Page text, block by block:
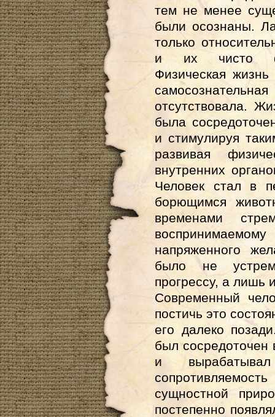
тем не менее
были осознаны.
только
и их чисто
Физическая
отсутствовала.
была
и стимулируя
развивая
внутренних
Человек стал в
борющимся
временами
напряженного
было не
прогрессу, а
Современный
постичь это
его далеко
был сосредоточен
и
сущностной
постепенно